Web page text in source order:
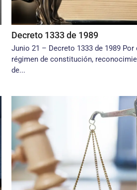
Decreto 1333 de 1989
Junio 21 – Decreto 1333 de 1989 Por
régimen de constitución,
de...